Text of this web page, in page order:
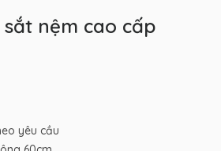
nệm cao cấp
yêu cầu